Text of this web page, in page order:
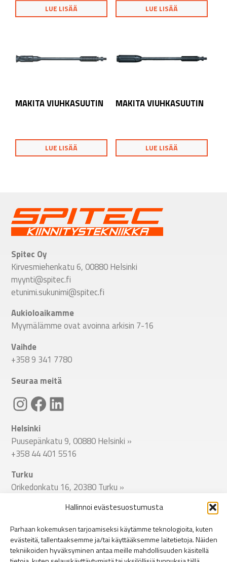
Hallinnoi evästesuostumusta
Parhaan kokemuksen tarjoamiseksi käytämme teknologioita, kuten
evästeitä, tallentaaksemme ja/tai käyttääksemme laitetietoja. Näiden
tekniikoiden hyväksyminen antaa meille mahdollisuuden käsitellä
LUE LISÄÄ LUE LISÄÄ
MAKITA VIUHKASUUTIN
LUE LISÄÄ
MAKITA VIUHKASUUTIN
LUE LISÄÄ
Spitec Oy
Kirvesmiehenkatu 6, 00880 Helsinki
myynti@spitec.fi
etunimi.sukunimi@spitec.fi
Aukioloaikamme
Myymälämme ovat avoinna arkisin 7-16
Vaihde
+358 9 341 7780
Seuraa meitä
Linkki Spitecin Instagramiin Linkki Spitecin Facebookkiin LinkedIn
Helsinki
Puusepänkatu 9, 00880 Helsinki »
+358 44 401 5516
Turku
Orikedonkatu 16, 20380 Turku »
Viinikankatu 51, 33800 Tampere»
+358 44 401 5513